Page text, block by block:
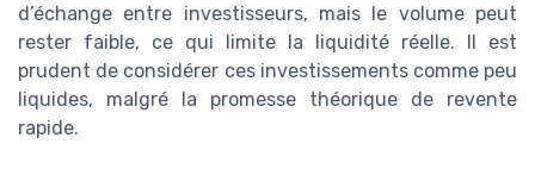
d’échange entre investisseurs, mais le volume peut
rester faible, ce qui limite la liquidité réelle. Il est
prudent de considérer ces investissements comme peu
liquides, malgré la promesse théorique de revente
rapide.